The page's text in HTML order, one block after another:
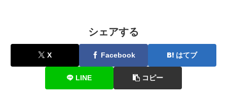
シェアする
X Facebook はてブ
LINE コピー